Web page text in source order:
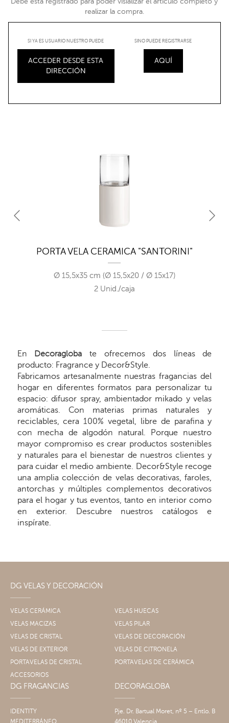
realizar la compra.
SI YA ES USUARIO NUESTRO PUEDE
ACCEDER DESDE ESTA
DIRECCIÓN
SINO PUEDE REGISTRARSE
AQUÍ
PORTA VELA CERAMICA "SANTORINI"
Ø 15,5x35 cm (Ø 15,5x20 / Ø 15x17)
2 Unid./caja
En Decoragloba te ofrecemos dos líneas de
producto: Fragrance y Decor&Style.
Fabricamos artesanalmente nuestras fragancias del
hogar en diferentes formatos para personalizar tu
espacio: difusor spray, ambientador mikado y velas
aromáticas. Con materias primas naturales y
reciclables, cera 100% vegetal, libre de parafina y
con mecha de algodón natural. Porque nuestro
mayor compromiso es crear productos sostenibles
y naturales para el bienestar de nuestros clientes y
para cuidar el medio ambiente. Decor&Style recoge
una amplia colección de velas decorativas, faroles,
antorchas y múltiples complementos decorativos
para el hogar y tus eventos, tanto en interior como
en exterior. Descubre nuestros catálogos e
inspírate.
DG VELAS Y DECORACIÓN
VELAS CERÁMICA
VELAS HUECAS
VELAS MACIZAS
VELAS PILAR
VELAS DE CRISTAL
VELAS DE DECORACIÓN
VELAS DE EXTERIOR
VELAS DE CITRONELA
PORTAVELAS DE CRISTAL
PORTAVELAS DE CERÁMICA
ACCESORIOS
DG FRAGANCIAS
IDENTITY
MEDITERRÁNEO
DECORAGLOBA
Pje. Dr. Bartual Moret, nº 5 – Entlo. B
46010 Valencia